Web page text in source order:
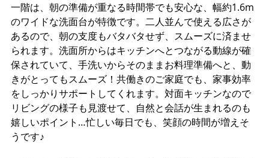
一階は、朝の準備が重なる時間帯でも安心な、幅約1.6m
のワイドな洗面台が特徴です。二人並んで使える広さが
あるので、朝の支度もバタバタせず、スムーズに済ませ
られます。洗面所からはキッチンへとつながる動線が確
保されていて、手洗いからそのままお料理準備へと、動
きがとってもスムーズ！共働きのご家庭でも、家事効率
をしっかりサポートしてくれます。対面キッチンなので
リビングの様子も見渡せて、自然と会話が生まれるのも
嬉しいポイント…忙しい毎日でも、笑顔の時間が増えそ
うです♪